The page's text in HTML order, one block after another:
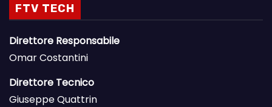
FTV TECH
Direttore Responsabile
Omar Costantini
Direttore Tecnico
Giuseppe Quattrin